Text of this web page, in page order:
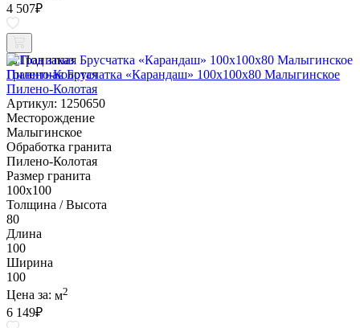
4 507₽
Под заказ
Гранитная Брусчатка «Карандаш» 100х100x80 Малыгинское
Пилено-Колотая
Артикул: 1250650
Месторождение
Малыгинское
Обработка гранита
Пилено-Колотая
Размер гранита
100х100
Толщина / Высота
80
Длина
100
Ширина
100
Цена за: м2
6 149₽